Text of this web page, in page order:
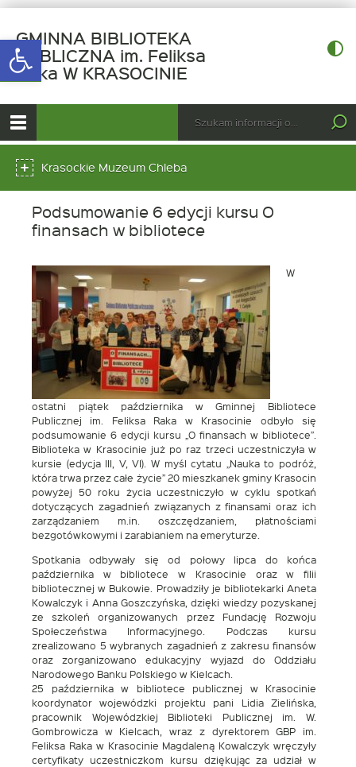
Open toolbar
GMINNA BIBLIOTEKA
PUBLICZNA im. Feliksa
Raka W KRASOCINIE
6
edycji
kursu
w
bibliotece
górne
Otwórz
menu
główne
wpisz
szukaną
dolneKrasockie Muzeum Chleba
Podsumowanie 6 edycji kursu O
finansach w bibliotece
W
ostatni piątek października w Gminnej Bibliotece
Publicznej im. Feliksa Raka w Krasocinie odbyło się
podsumowanie 6 edycji kursu „O finansach w bibliotece”.
Biblioteka w Krasocinie już po raz trzeci uczestniczyła w
kursie (edycja III, V, VI). W myśl cytatu „Nauka to podróż,
która trwa przez całe życie” 20 mieszkanek gminy Krasocin
powyżej 50 roku życia uczestniczyło w cyklu spotkań
dotyczących zagadnień związanych z finansami oraz ich
zarządzaniem m.in. oszczędzaniem, płatnościami
bezgotówkowymi i zarabianiem na emeryturze.
Spotkania odbywały się od połowy lipca do końca
października w bibliotece w Krasocinie oraz w filii
bibliotecznej w Bukowie. Prowadziły je bibliotekarki Aneta
Kowalczyk i Anna Goszczyńska, dzięki wiedzy pozyskanej
ze szkoleń organizowanych przez Fundację Rozwoju
Społeczeństwa Informacyjnego. Podczas kursu
zrealizowano 5 wybranych zagadnień z zakresu finansów
oraz zorganizowano edukacyjny wyjazd do Oddziału
Narodowego Banku Polskiego w Kielcach.
25 października w bibliotece publicznej w Krasocinie
koordynator wojewódzki projektu pani Lidia Zielińska,
pracownik Wojewódzkiej Biblioteki Publicznej im. W.
Gombrowicza w Kielcach, wraz z dyrektorem GBP im.
Feliksa Raka w Krasocinie Magdaleną Kowalczyk wręczyły
certyfikaty uczestniczkom kursu dziękując za udział w